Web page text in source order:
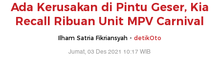
Ada Kerusakan di Pintu Geser, Kia
Recall Ribuan Unit MPV Carnival
Ilham Satria Fikriansyah - detikOto
Jumat, 03 Des 2021 10:17 WIB